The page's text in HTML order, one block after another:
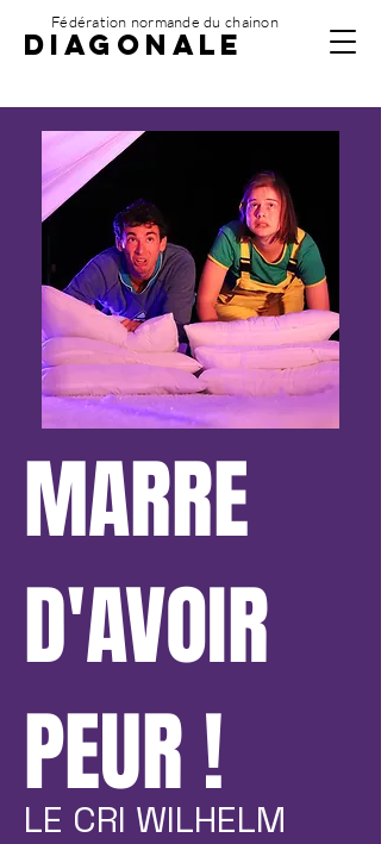
DIAGONALE
Fédération normande du chainon
MARRE
D'AVOIR
PEUR !
LE CRI WILHELM